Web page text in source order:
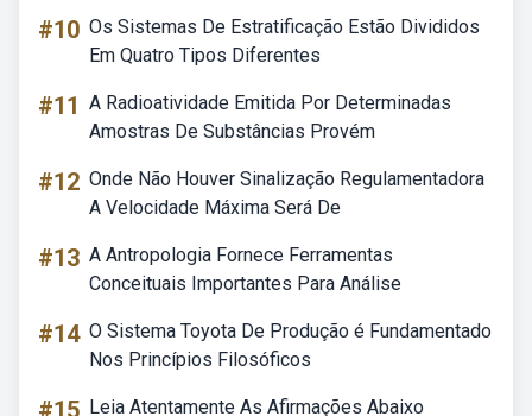
#10 Os Sistemas De Estratificação Estão Divididos
Em Quatro Tipos Diferentes
#11 A Radioatividade Emitida Por Determinadas
Amostras De Substâncias Provém
#12 Onde Não Houver Sinalização Regulamentadora
A Velocidade Máxima Será De
#13 A Antropologia Fornece Ferramentas
Conceituais Importantes Para Análise
#14 O Sistema Toyota De Produção é Fundamentado
Nos Princípios Filosóficos
#15 Leia Atentamente As Afirmações Abaixo